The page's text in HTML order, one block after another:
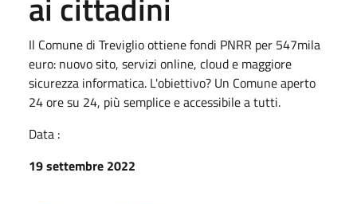
Il Comune di Treviglio ottiene fondi PNRR per 547mila
euro: nuovo sito, servizi online, cloud e maggiore
sicurezza informatica. L'obiettivo? Un Comune aperto
24 ore su 24, più semplice e accessibile a tutti.
Data :
19 settembre 2022